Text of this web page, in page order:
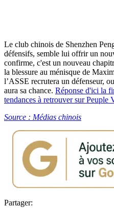
Le club chinois de Shenzhen
défensifs, semble lui offrir un
confirme, c'est un nouveau
la blessure au ménisque de
l’ASSE recrutera un défenseur,
aura sa chance. Réponse d'ici la
tendances à retrouver sur Peuple
Source : Médias chinois
Partager: